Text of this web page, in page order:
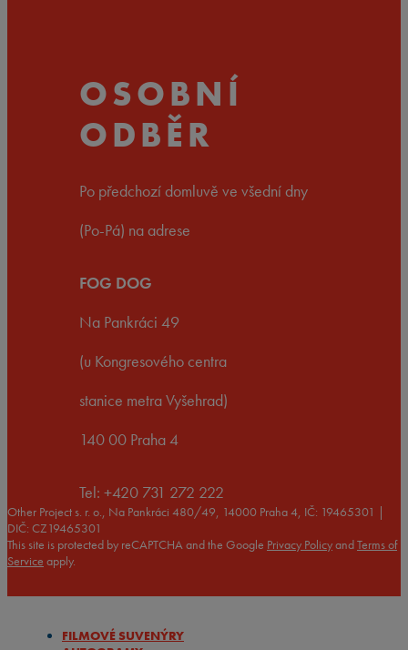
OSOBNÍ
ODBĚR
Po předchozí domluvě ve všední dny
(Po-Pá) na adrese
FOG DOG
Na Pankráci 49
(u Kongresového centra
stanice metra Vyšehrad)
140 00 Praha 4
Tel: +420 731 272 222
Other Project s. r. o., Na Pankráci 480/49, 14000 Praha 4, IČ: 19465301 |
DIČ: CZ19465301
This site is protected by reCAPTCHA and the Google Privacy PolicyandTerms of
Service apply.
FILMOVÉ SUVENÝRY